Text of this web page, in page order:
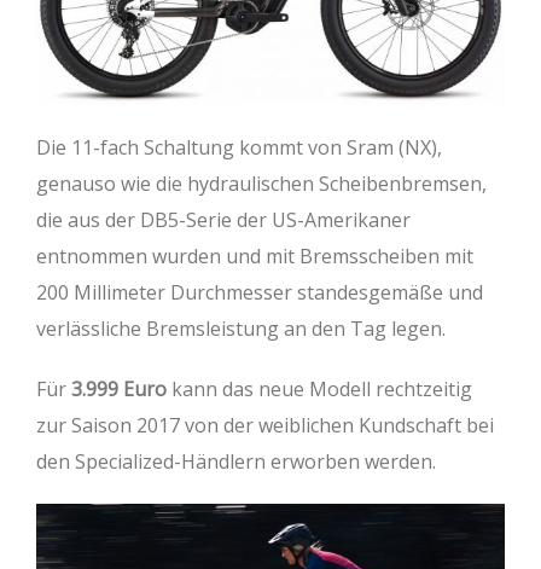
Die 11-fach Schaltung kommt von Sram (NX),
genauso wie die hydraulischen Scheibenbremsen,
die aus der DB5-Serie der US-Amerikaner
entnommen wurden und mit Bremsscheiben mit
200 Millimeter Durchmesser standesgemäße und
verlässliche Bremsleistung an den Tag legen.
Für3.999 Euro kann das neue Modell rechtzeitig
zur Saison 2017 von der weiblichen Kundschaft bei
den Specialized-Händlern erworben werden.